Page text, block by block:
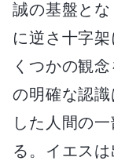
誠の基盤と
に逆さ十字
くつかの観
の明確な認
した人間の
る。イエス